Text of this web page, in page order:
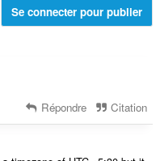
Se connecter pour publier
Répondre Citation